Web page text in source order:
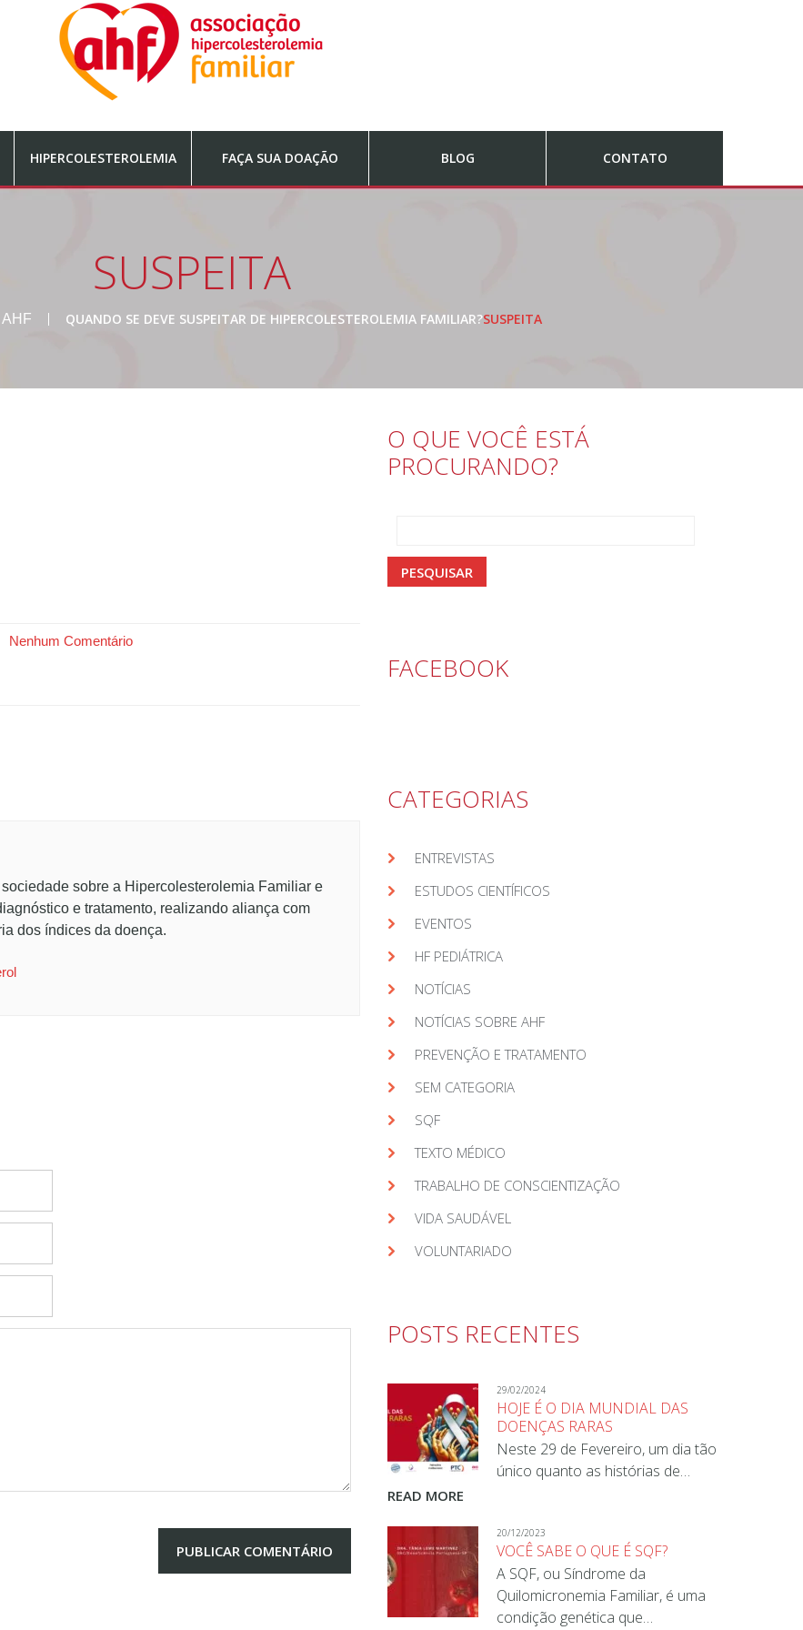
HIPERCOLESTEROLEMIA FAÇA SUA DOAÇÃO BLOG CONTATO
SUSPEITA
QUANDO SE DEVE SUSPEITAR DE HIPERCOLESTEROLEMIA FAMILIAR?SUSPEITA
Nenhum Comentário
sobre a Hipercolesterolemia Familiar e
e tratamento, realizando aliança com
dos índices da doença.
O QUE VOCÊ ESTÁ
PROCURANDO?
FACEBOOK
CATEGORIAS
ENTREVISTAS
ESTUDOS CIENTÍFICOS
EVENTOS
HF PEDIÁTRICA
NOTÍCIAS
NOTÍCIAS SOBRE AHF
PREVENÇÃO E TRATAMENTO
SEM CATEGORIA
SQF
TEXTO MÉDICO
TRABALHO DE CONSCIENTIZAÇÃO
VIDA SAUDÁVEL
VOLUNTARIADO
POSTS RECENTES
29/02/2024
HOJE É O DIA MUNDIAL DAS
DOENÇAS RARAS
Neste 29 de Fevereiro, um dia tão
único quanto as histórias de…
READ MORE
20/12/2023
VOCÊ SABE O QUE É SQF?
A SQF, ou Síndrome da
Quilomicronemia Familiar, é uma
condição genética que…